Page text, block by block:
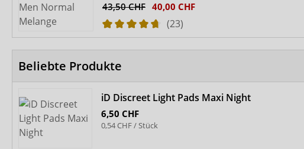
43,50 CHF 40,00 CHF
(23)
Beliebte Produkte
iD Discreet Light Pads Maxi Night
6,50 CHF
0,54 CHF / Stück